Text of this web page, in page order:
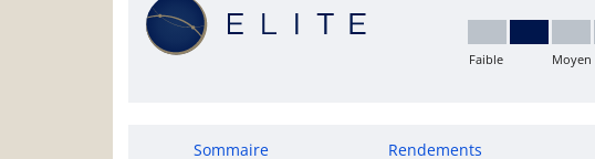
Faible à moyen
Faible Moyen
Sommaire Rendements